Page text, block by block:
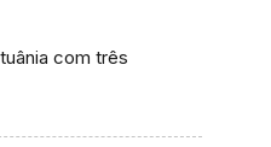
com três